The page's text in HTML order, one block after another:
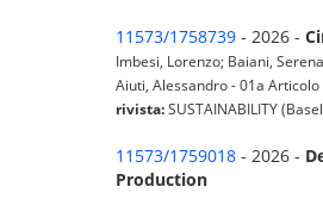
11573/1758739 - 2026 -
Imbesi, Lorenzo; Baiani,
Aiuti, Alessandro - 01a
rivista:SUSTAINABILITY
11573/1759018 - 2026 -
Production